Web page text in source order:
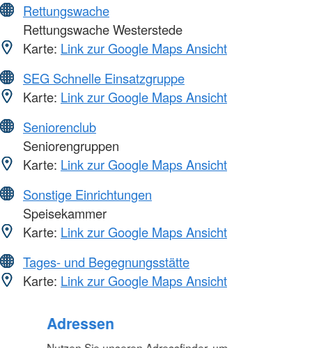
Rettungswache
Rettungswache Westerstede
Karte: Link zur Google Maps Ansicht
SEG Schnelle Einsatzgruppe
Karte: Link zur Google Maps Ansicht
Seniorenclub
Seniorengruppen
Karte: Link zur Google Maps Ansicht
Sonstige Einrichtungen
Speisekammer
Karte: Link zur Google Maps Ansicht
Tages- und Begegnungsstätte
Karte: Link zur Google Maps Ansicht
Adressen